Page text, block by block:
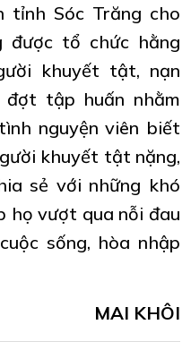
tỉnh Sóc Trăng cho
được tổ chức hằng
khuyết tật, nạn
đợt tập huấn nhằm
nguyện viên biết
khuyết tật nặng,
sẻ với những khó
họ vượt qua nỗi đau
sống, hòa nhập
MAI KHÔI